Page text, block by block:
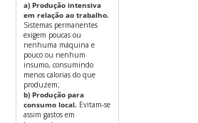
a) Produção intensiva
em relação ao trabalho.
Sistemas permanentes
exigem poucas ou
nenhuma máquina e
pouco ou nenhum
insumo, consumindo
menos calorias do que
produzem;
b) Produção para
consumo local. Evitam-se
assim gastos em